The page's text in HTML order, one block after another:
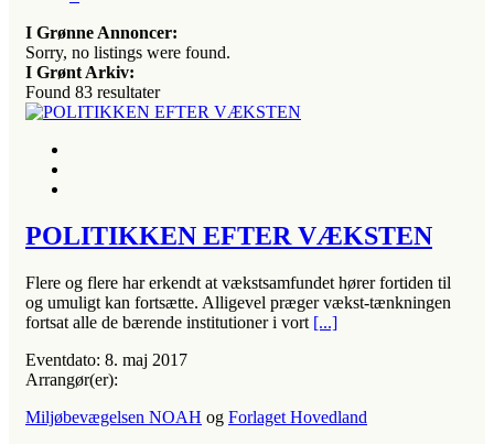
I Grønne Annoncer:
Sorry, no listings were found.
I Grønt Arkiv:
Found 83 resultater
POLITIKKEN EFTER VÆKSTEN
Flere og flere har erkendt at vækstsamfundet hører fortiden til
og umuligt kan fortsætte. Alligevel præger vækst-tænkningen
fortsat alle de bærende institutioner i vort [...]
Eventdato: 8. maj 2017
Arrangør(er):
Miljøbevægelsen NOAH og Forlaget Hovedland